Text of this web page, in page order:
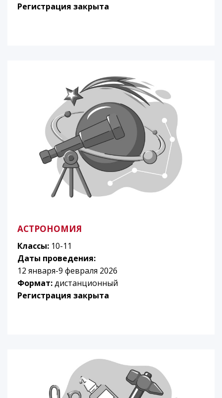
Регистрация закрыта
АСТРОНОМИЯ
Классы: 10-11
Даты проведения:
12 января-9 февраля 2026
Формат:дистанционный
Регистрация закрыта